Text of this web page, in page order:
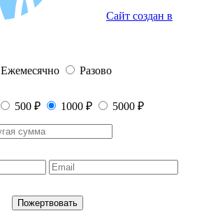
Сайт создан в
Ежемесячно Разово
500 ₽ 1000 ₽ 5000 ₽
Пожертвовать